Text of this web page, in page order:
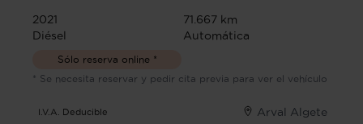
2021
71.667 km
Diésel
Automática
Sólo reserva online *
* Se necesita reservar y pedir cita previa para ver el vehículo
I.V.A. Deducible Arval Algete